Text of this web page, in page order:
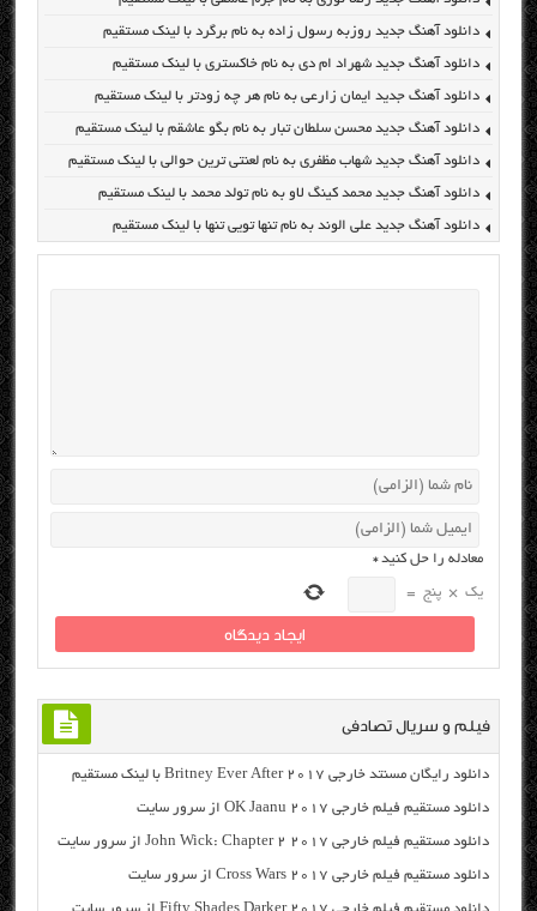
دانلود آهنگ جدید روزبه رسول زاده به نام برگرد با لینک مستقیم
دانلود آهنگ جدید شهراد ام دی به نام خاکستری با لینک مستقیم
دانلود آهنگ جدید ایمان زارعی به نام هر چه زودتر با لینک مستقیم
دانلود آهنگ جدید محسن سلطان تبار به نام بگو عاشقم با لینک مستقیم
دانلود آهنگ جدید شهاب مظفری به نام لعنتی ترین حوالی با لینک مستقیم
دانلود آهنگ جدید محمد کینگ لاو به نام تولد محمد با لینک مستقیم
دانلود آهنگ جدید علی الوند به نام تنها تویی تنها با لینک مستقیم
معادله را حل کنید*
یک × پنج =
فیلم و سریال تصادفی
دانلود رایگان مسنتد خارجی Britney Ever After 2017 با لینک مستقیم
دانلود مستقیم فیلم خارجی OK Jaanu 2017 از سرور سایت
دانلود مستقیم فیلم خارجی John Wick: Chapter 2 2017 از سرور سایت
دانلود مستقیم فیلم خارجی Cross Wars 2017 از سرور سایت